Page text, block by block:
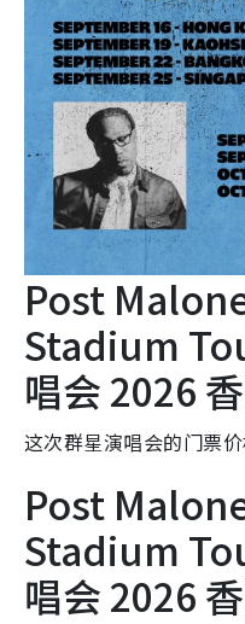
Post
Stadium
唱会 2026
这次群星演唱会的门票价
Post
Stadium
唱会 2026